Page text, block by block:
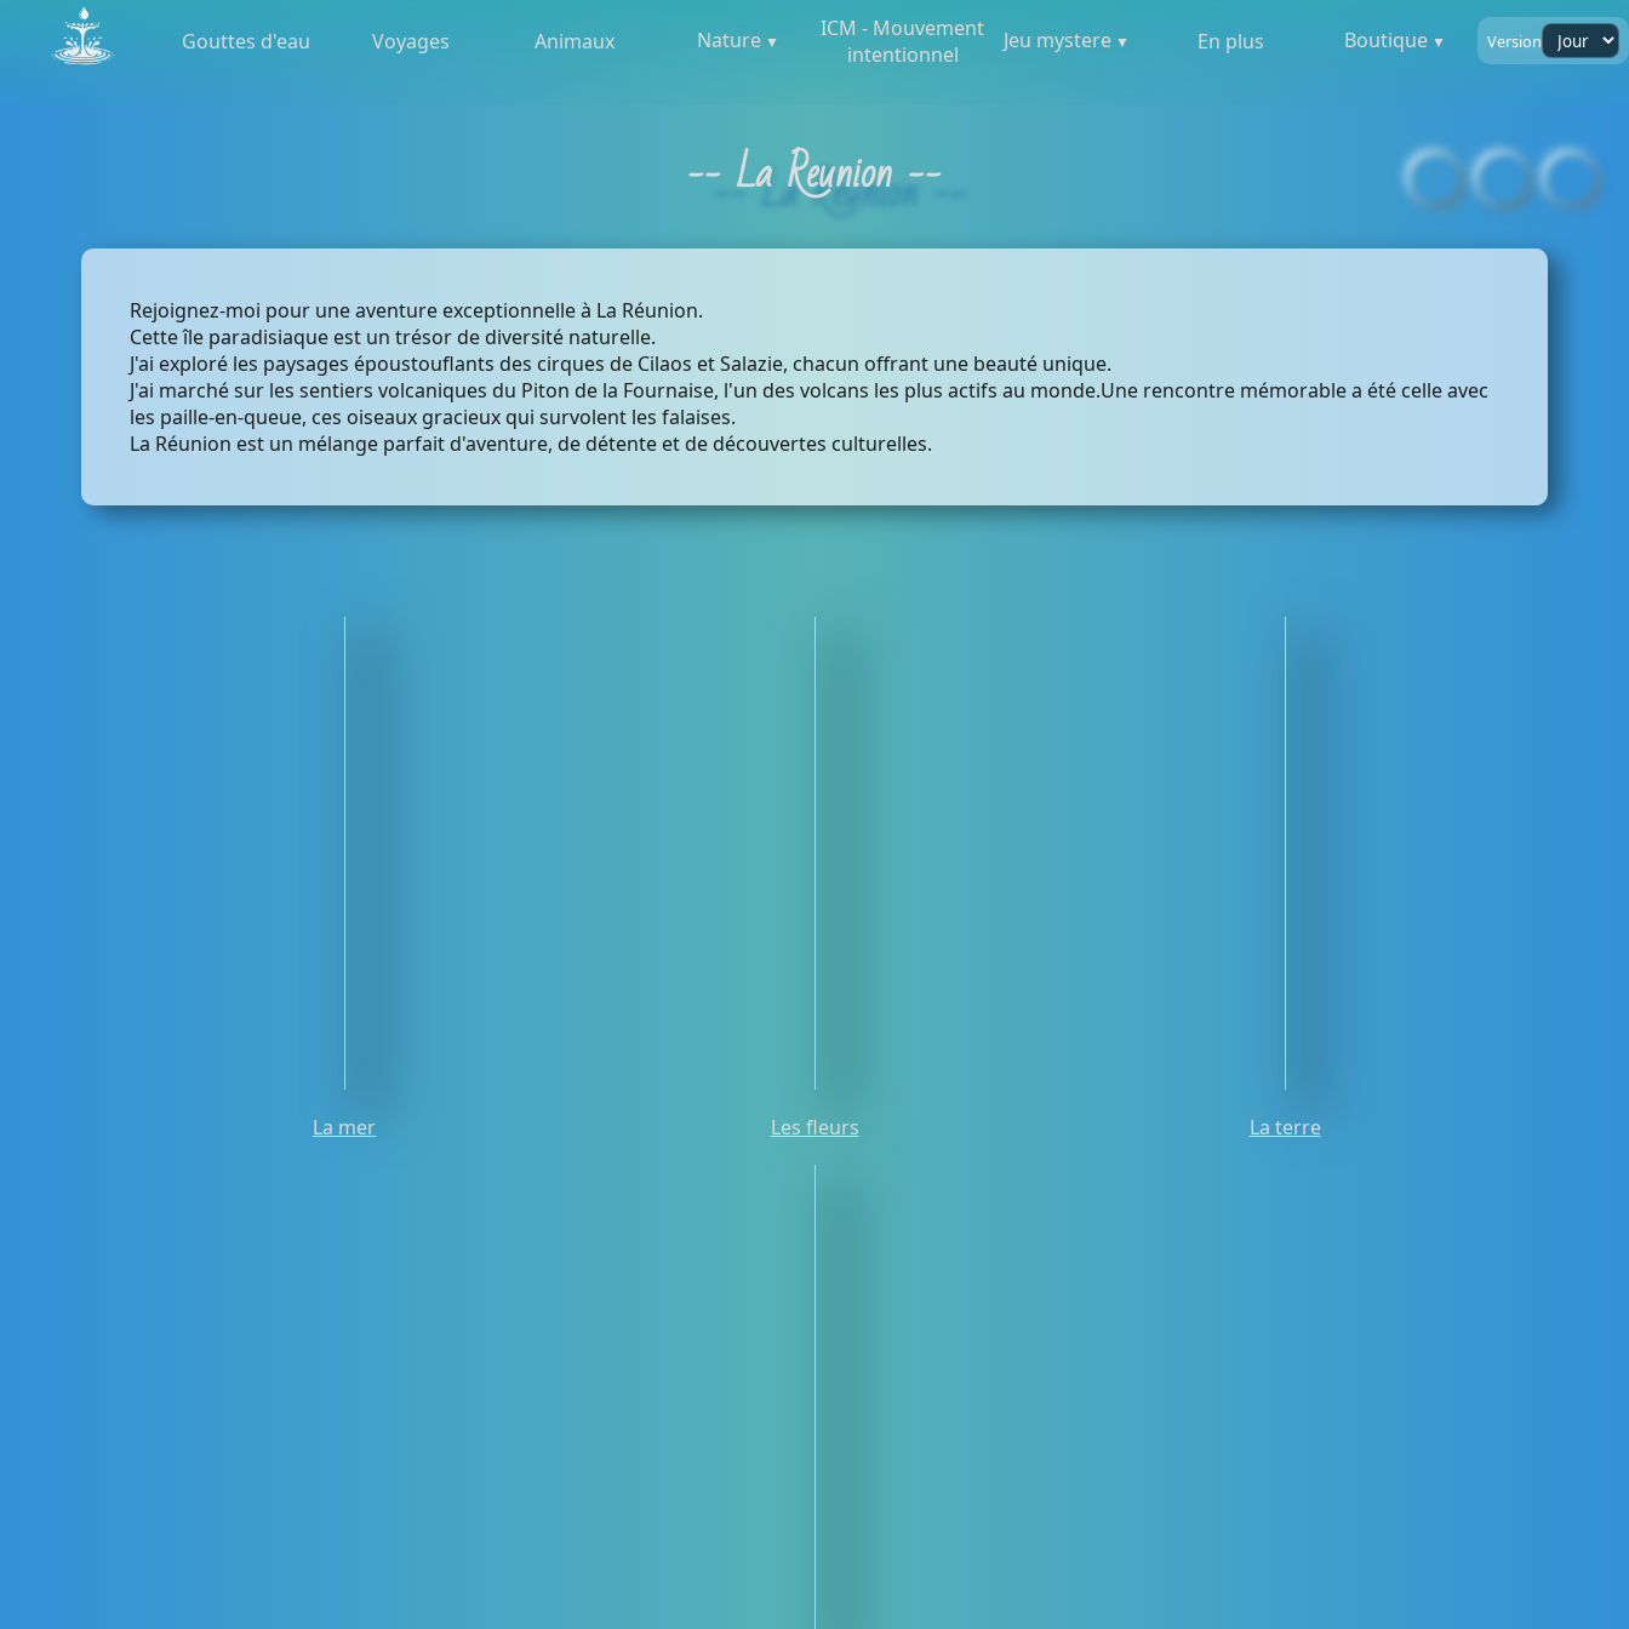
Gouttes d'eau Voyages Animaux Nature
ICM - Mouvement
intentionnel
Jeu mystere En plus Boutique Version
-- La Reunion --
Rejoignez-moi pour une aventure exceptionnelle à La Réunion.
Cette île paradisiaque est un trésor de diversité naturelle.
J'ai exploré les paysages époustouflants des cirques de Cilaos et Salazie, chacun offrant une beauté unique.
J'ai marché sur les sentiers volcaniques du Piton de la Fournaise, l'un des volcans les plus actifs au monde.Une rencontre mémorable a été celle avec
les paille-en-queue, ces oiseaux gracieux qui survolent les falaises.
La Réunion est un mélange parfait d'aventure, de détente et de découvertes culturelles.
La mer Les fleurs La terre